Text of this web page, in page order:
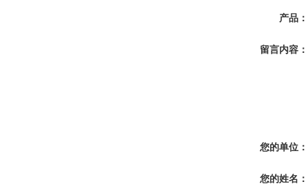
产品：
留言内容：
您的单位：
您的姓名：